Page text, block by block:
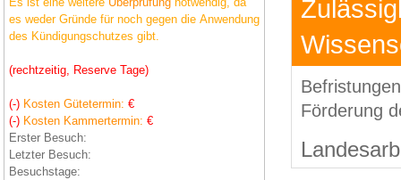
es weder Gründe für noch gegen die Anwendung
des Kündigungschutzes gibt.
(rechtzeitig, Reserve Tage)
(-) Kosten Gütetermin: €
(-) Kosten Kammertermin: €
Erster Besuch:
Letzter Besuch:
Besuchstage:
Förderung